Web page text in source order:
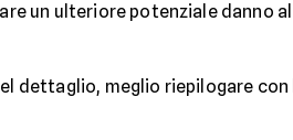
un ulteriore potenziale danno
dettaglio, meglio riepilogare con